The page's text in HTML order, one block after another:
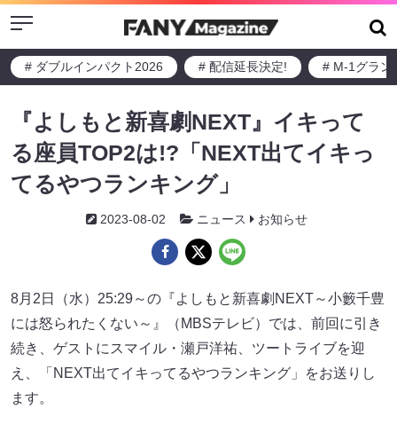
Menu
# ダブルインパクト2026 # 配信延長決定! # M-1グラン
『よしもと新喜劇NEXT』イキって
る座員TOP2は!?「NEXT出てイキっ
てるやつランキング」
2023-08-02 ニュース お知らせ
8月2日（水）25:29～の『よしもと新喜劇NEXT～小籔千豊
には怒られたくない～』（MBSテレビ）では、前回に引き
続き、ゲストにスマイル・瀬戸洋祐、ツートライブを迎
え、「NEXT出てイキってるやつランキング」をお送りし
ます。